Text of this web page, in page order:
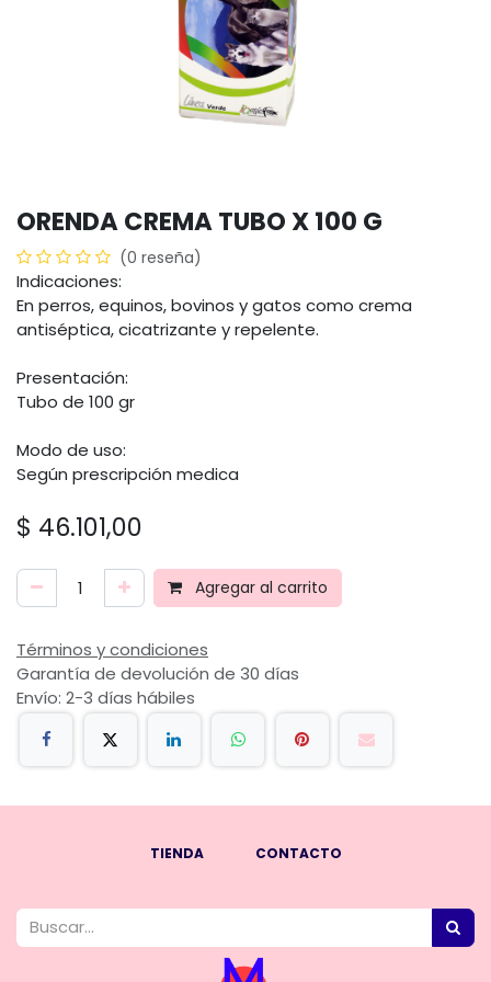
ORENDA CREMA TUBO X 100 G
(0 reseña)
Indicaciones:
En perros, equinos, bovinos y gatos como crema
antiséptica, cicatrizante y repelente.
Presentación:
Tubo de 100 gr
Modo de uso:
Según prescripción medica
$ 46.101,00
Agregar al carrito
Términos y condiciones
Garantía de devolución de 30 días
Envío: 2-3 días hábiles
TIENDA CONTACTO